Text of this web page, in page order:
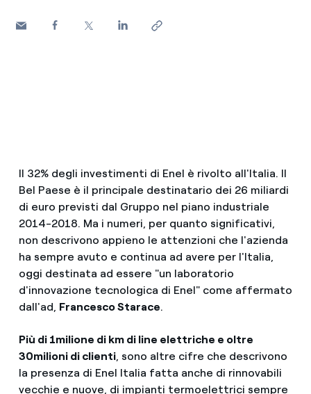
Il 32% degli investimenti di Enel è rivolto all'Italia. Il
Bel Paese è il principale destinatario dei 26 miliardi
di euro previsti dal Gruppo nel piano industriale
2014-2018. Ma i numeri, per quanto significativi,
non descrivono appieno le attenzioni che l'azienda
ha sempre avuto e continua ad avere per l'Italia,
oggi destinata ad essere "un laboratorio
d'innovazione tecnologica di Enel" come affermato
dall'ad, Francesco Starace.
Più di 1milione di km di line elettriche e oltre
30milioni di clienti, sono altre cifre che descrivono
la presenza di Enel Italia fatta anche di rinnovabili
vecchie e nuove, di impianti termoelettrici sempre